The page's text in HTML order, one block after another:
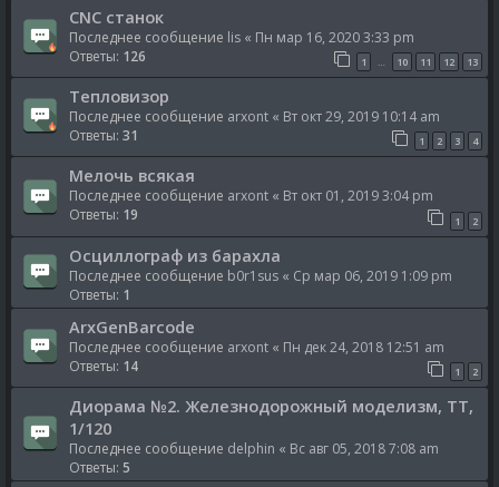
CNC станок
Последнее сообщение lis « Пн мар 16, 2020 3:33 pm
Ответы: 126 1 … 10 11 12 13
Тепловизор
Последнее сообщение arxont « Вт окт 29, 2019 10:14 am
Ответы: 31 1 2 3 4
Мелочь всякая
Последнее сообщение arxont « Вт окт 01, 2019 3:04 pm
Ответы: 19 1 2
Осциллограф из барахла
Последнее сообщение b0r1sus « Ср мар 06, 2019 1:09 pm
Ответы: 1
ArxGenBarcode
Последнее сообщение arxont « Пн дек 24, 2018 12:51 am
Ответы: 14 1 2
Диорама №2. Железнодорожный моделизм, TT,
1/120
Последнее сообщение delphin « Вс авг 05, 2018 7:08 am
Ответы: 5